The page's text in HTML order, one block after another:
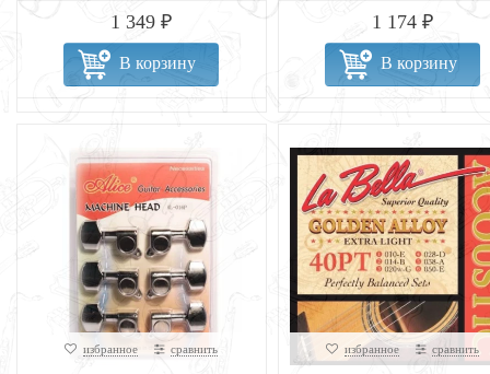
1 349 ₽
В корзину
1 174 ₽
В корзину
избранное сравнить избранное сравнить